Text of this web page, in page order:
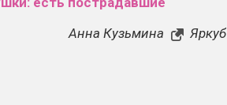
Анна Кузьмина
Яркуб